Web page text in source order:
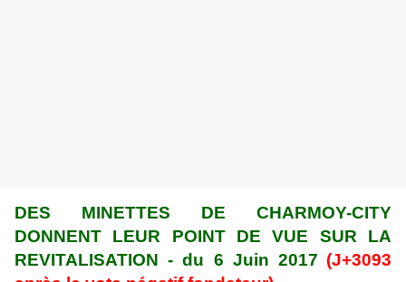
DES MINETTES DE CHARMOY-CITY
DONNENT LEUR POINT DE VUE SUR LA
REVITALISATION - du 6 Juin 2017 (J+3093